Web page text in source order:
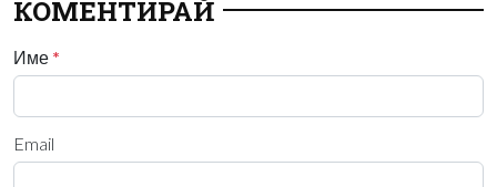
КОМЕНТИРАЙ
Име *
Email